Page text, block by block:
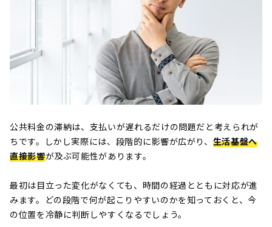
公共料金の滞納は、支払いが遅れるだけの問題だと考えられが
ちです。しかし実際には、段階的に影響が広がり、 生活基盤へ
直接影響が及ぶ可能性があります。
最初は目立った変化がなくても、時間の経過とともに対応が進
みます。どの段階で何が起こりやすいのかを知っておくと、今
の位置を冷静に判断しやすくなるでしょう。